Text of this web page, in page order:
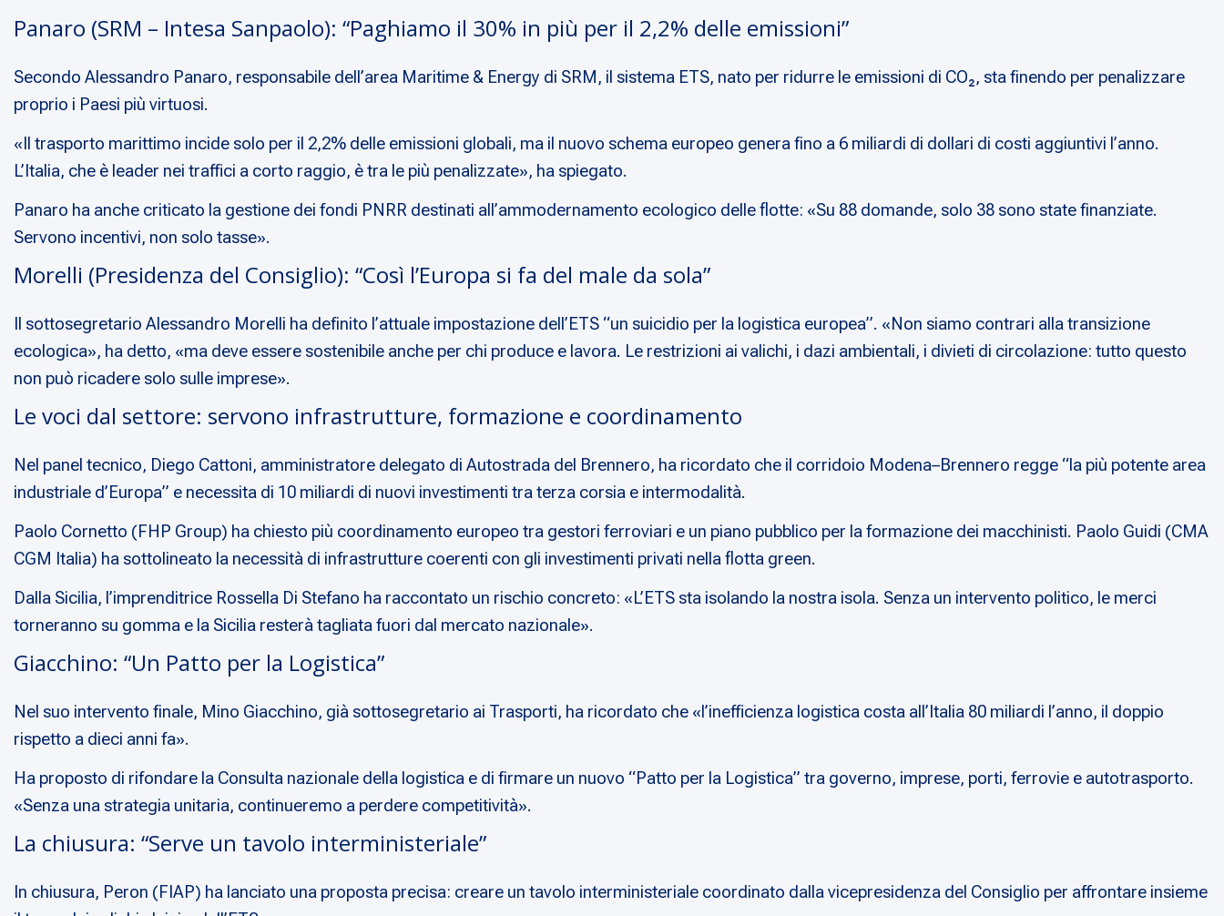
Panaro (SRM – Intesa Sanpaolo): “Paghiamo il 30% in più per il 2,2% delle emissioni”
Secondo Alessandro Panaro, responsabile dell’area Maritime & Energy di SRM, il sistema ETS, nato per ridurre le emissioni di CO₂, sta finendo per penalizzare
proprio i Paesi più virtuosi.
«Il trasporto marittimo incide solo per il 2,2% delle emissioni globali, ma il nuovo schema europeo genera fino a 6 miliardi di dollari di costi aggiuntivi l’anno.
L’Italia, che è leader nei traffici a corto raggio, è tra le più penalizzate», ha spiegato.
Panaro ha anche criticato la gestione dei fondi PNRR destinati all’ammodernamento ecologico delle flotte: «Su 88 domande, solo 38 sono state finanziate.
Servono incentivi, non solo tasse».
Morelli (Presidenza del Consiglio): “Così l’Europa si fa del male da sola”
Il sottosegretario Alessandro Morelli ha definito l’attuale impostazione dell’ETS “un suicidio per la logistica europea”. «Non siamo contrari alla transizione
ecologica», ha detto, «ma deve essere sostenibile anche per chi produce e lavora. Le restrizioni ai valichi, i dazi ambientali, i divieti di circolazione: tutto questo
non può ricadere solo sulle imprese».
Le voci dal settore: servono infrastrutture, formazione e coordinamento
Nel panel tecnico, Diego Cattoni, amministratore delegato di Autostrada del Brennero, ha ricordato che il corridoio Modena–Brennero regge “la più potente area
industriale d’Europa” e necessita di 10 miliardi di nuovi investimenti tra terza corsia e intermodalità.
Paolo Cornetto (FHP Group) ha chiesto più coordinamento europeo tra gestori ferroviari e un piano pubblico per la formazione dei macchinisti. Paolo Guidi (CMA
CGM Italia) ha sottolineato la necessità di infrastrutture coerenti con gli investimenti privati nella flotta green.
Dalla Sicilia, l’imprenditrice Rossella Di Stefano ha raccontato un rischio concreto: «L’ETS sta isolando la nostra isola. Senza un intervento politico, le merci
torneranno su gomma e la Sicilia resterà tagliata fuori dal mercato nazionale».
Giacchino: “Un Patto per la Logistica”
Nel suo intervento finale, Mino Giacchino, già sottosegretario ai Trasporti, ha ricordato che «l’inefficienza logistica costa all’Italia 80 miliardi l’anno, il doppio
rispetto a dieci anni fa».
Ha proposto di rifondare la Consulta nazionale della logistica e di firmare un nuovo “Patto per la Logistica” tra governo, imprese, porti, ferrovie e autotrasporto.
«Senza una strategia unitaria, continueremo a perdere competitività».
La chiusura: “Serve un tavolo interministeriale”
In chiusura, Peron (FIAP) ha lanciato una proposta precisa: creare un tavolo interministeriale coordinato dalla vicepresidenza del Consiglio per affrontare insieme